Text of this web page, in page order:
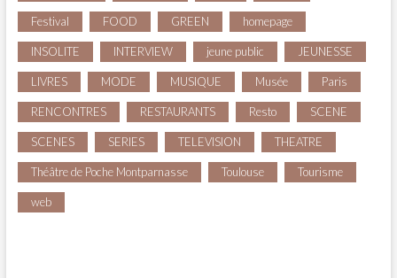
Festival FOOD GREEN homepage
INSOLITE INTERVIEW jeune public JEUNESSE
LIVRES MODE MUSIQUE Musée Paris
RENCONTRES RESTAURANTS Resto SCENE
SCENES SERIES TELEVISION THEATRE
Théâtre de Poche Montparnasse Toulouse Tourisme
web